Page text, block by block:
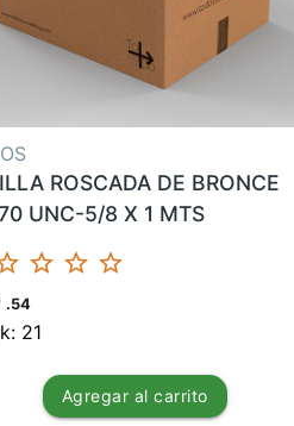
ROSCADA DE BRONCE
UNC-5/8 X 1 MTS
star_border star_border star_border
.54
21
Agregar al carrito